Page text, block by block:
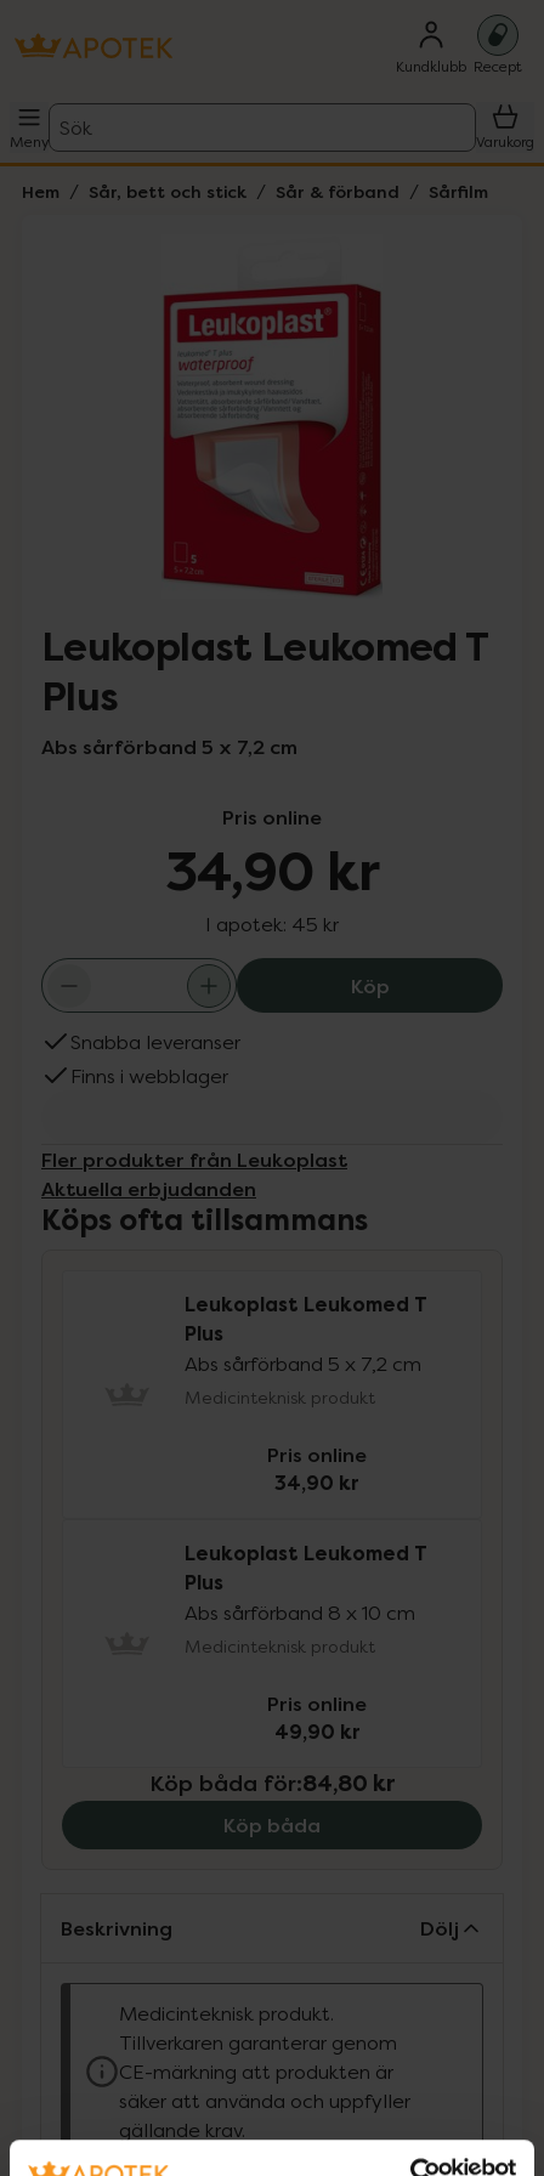
Kundklubb Recept
Meny
Sök
Varukorg
Hem Sår, bett och stick Sår & förband Sårfilm
Leukoplast Leukomed T
Plus
Abs sårförband 5 x 7,2 cm
Pris online
34,90 kr
I apotek: 45 kr
KöpLeukoplast
Snabba leveranser
Finns i webblager
Fler produkter från Leukoplast
Aktuella erbjudanden
Köps ofta tillsammans
Leukoplast Leukomed T
Plus
Abs sårförband 5 x 7,2 cm
Medicinteknisk produkt
Pris online
34,90 kr
Leukoplast Leukomed T
Plus
Abs sårförband 8 x 10 cm
Medicinteknisk produkt
Pris online
49,90 kr
Köp båda för:84,80 kr
Köp båda
Beskrivning Dölj
Medicinteknisk produkt.
Tillverkaren garanterar genom
CE-märkning att produkten är
säker att använda och uppfyller
gällande krav.